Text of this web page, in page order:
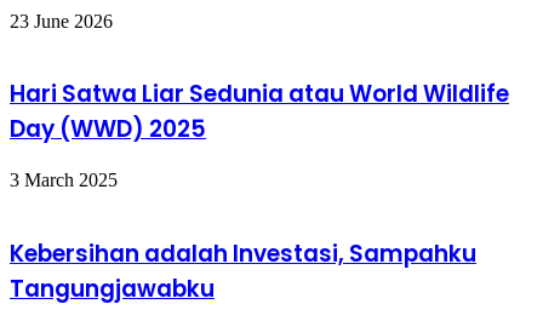
23 June 2026
Hari Satwa Liar Sedunia atau World Wildlife
Day (WWD) 2025
3 March 2025
Kebersihan adalah Investasi, Sampahku
Tangungjawabku